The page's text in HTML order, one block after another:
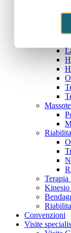
Terapia
Kinesio
Convenzioni
Visite